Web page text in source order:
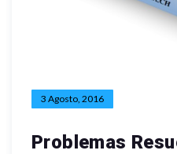
3 Agosto, 2016
Problemas